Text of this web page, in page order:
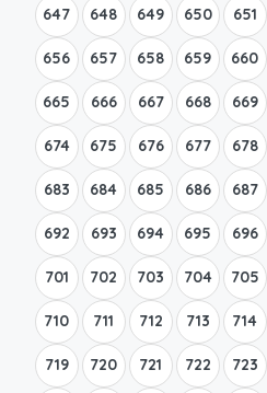
647 648 649 650 651
656 657 658 659 660
665 666 667 668 669
674 675 676 677 678
683 684 685 686 687
692 693 694 695 696
701 702 703 704 705
710 711 712 713 714
719 720 721 722 723